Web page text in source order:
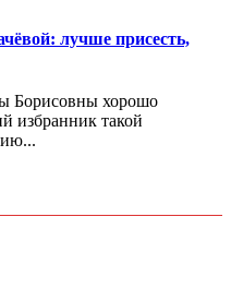
лучше присесть,
Борисовны хорошо
избранник такой